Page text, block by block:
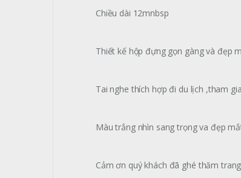
Chiều dài 12mnbsp
Thiết kế hộp đựng gọn gàng và đẹp
Tai nghe thích hợp đi du lịch ,tham
Màu trắng nhìn sang trọng va đẹp
Cảm ơn quý khách đã ghé thăm